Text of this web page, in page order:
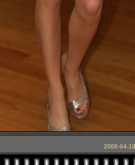
2008-04-